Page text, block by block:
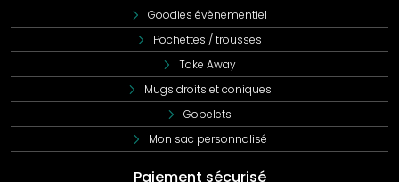
Goodies évènementiel
Pochettes / trousses
Take Away
Mugs droits et coniques
Gobelets
Mon sac personnalisé
Paiement sécurisé